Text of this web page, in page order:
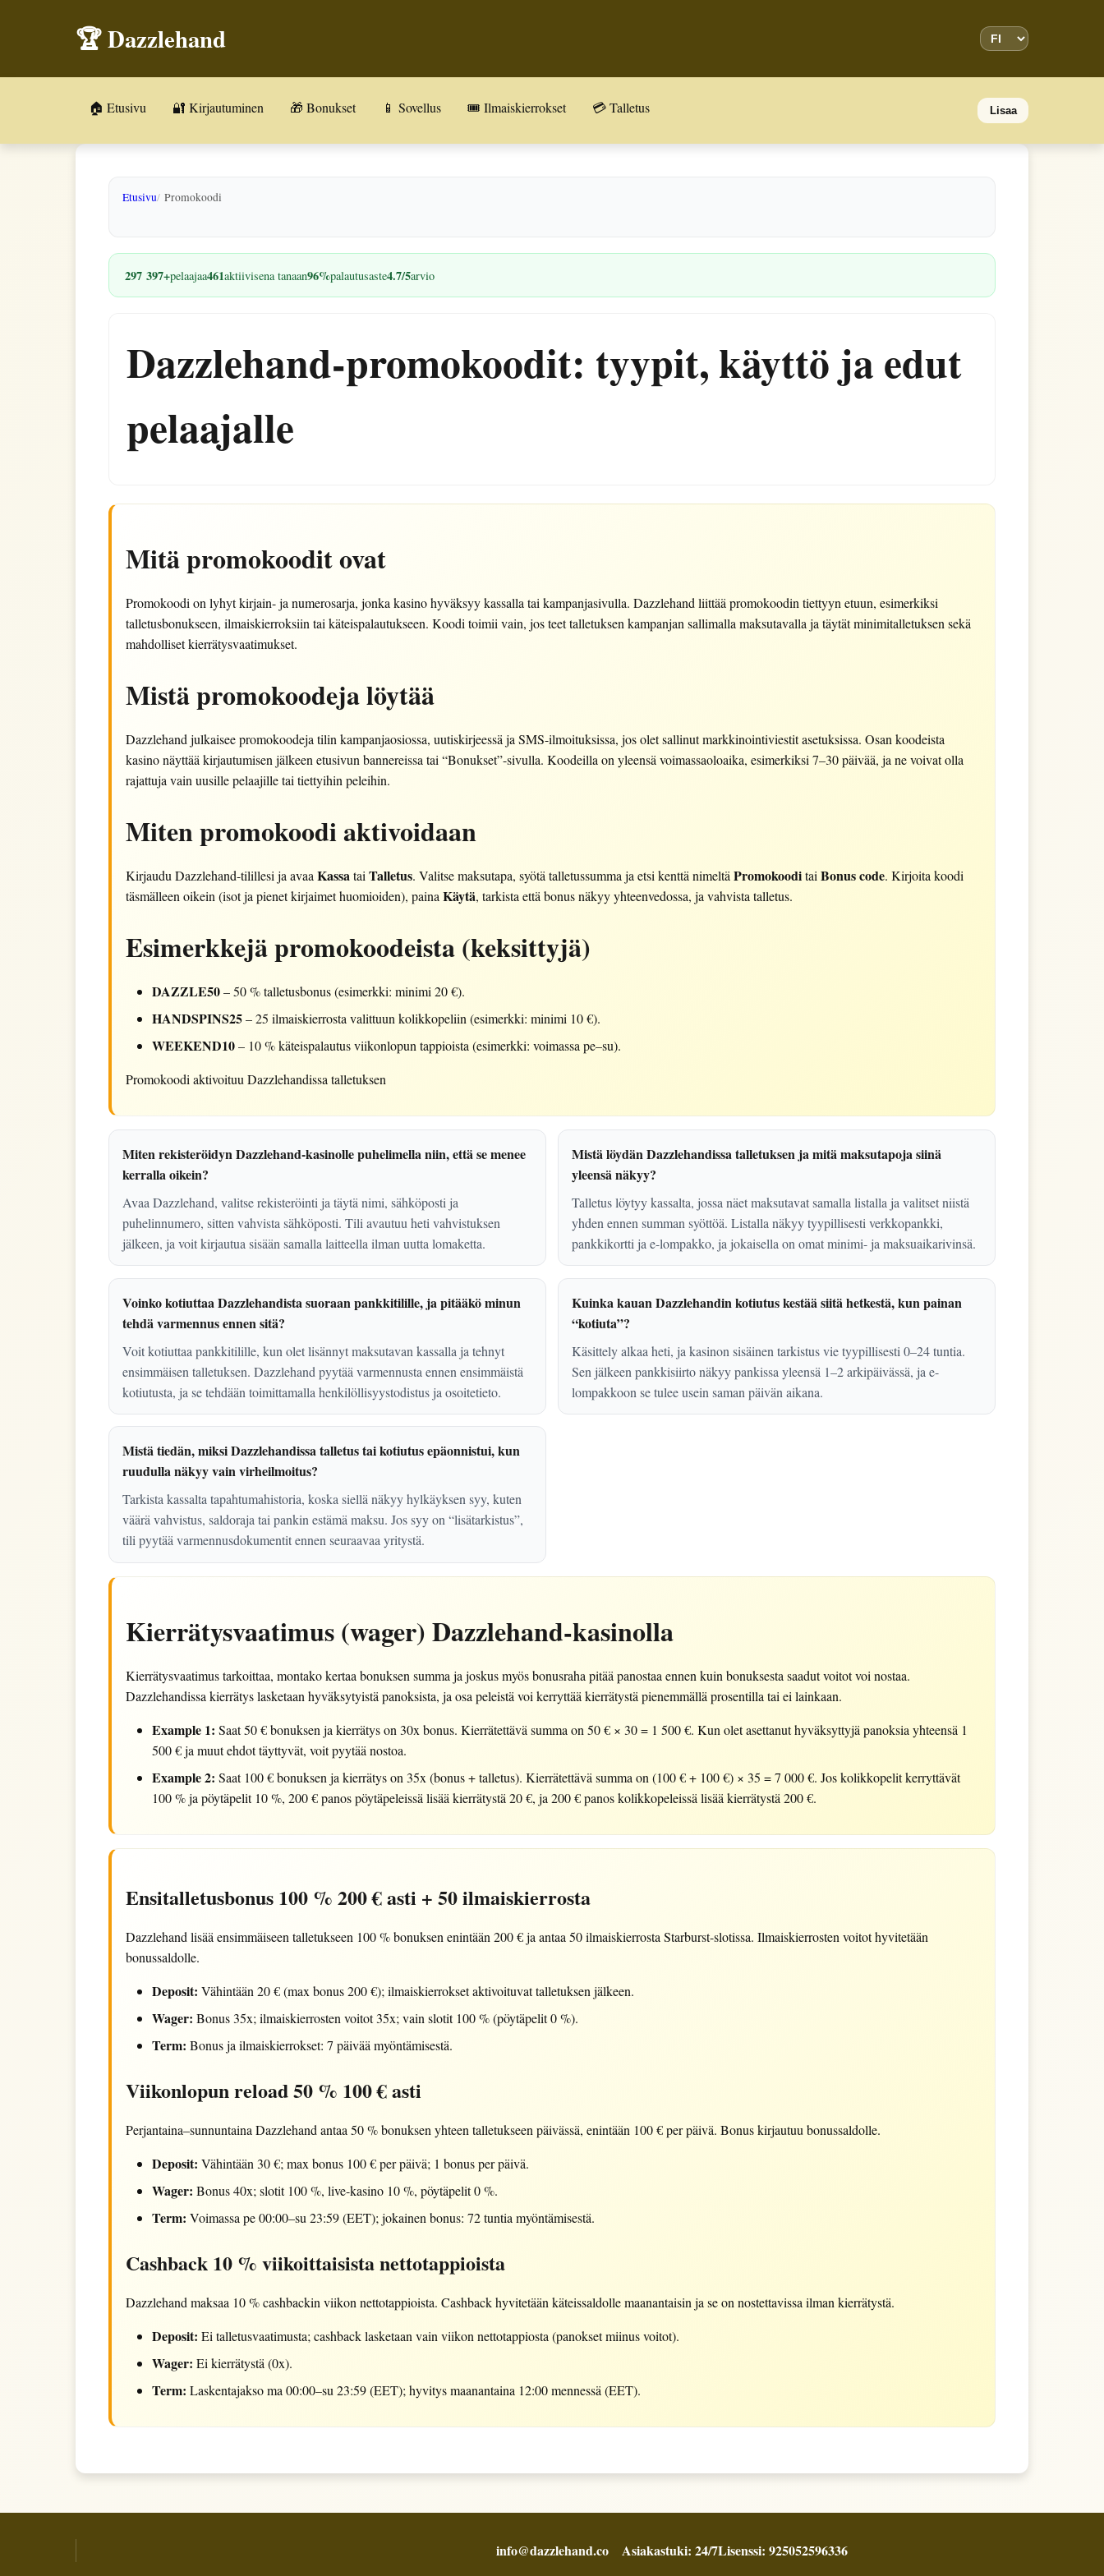
🏆 Dazzlehand
🏠 Etusivu 🔐 Kirjautuminen 🎁 Bonukset 📱 Sovellus 🎟️ Ilmaiskierrokset 💳 Talletus Lisaa
Etusivu Promokoodi
297 397+pelaajaa461aktiivisena tanaan96%palautusaste4.7/5arvio
Dazzlehand-promokoodit: tyypit, käyttö ja edut
pelaajalle
Mitä promokoodit ovat
Promokoodi on lyhyt kirjain- ja numerosarja, jonka kasino hyväksyy kassalla tai kampanjasivulla. Dazzlehand liittää promokoodin tiettyyn etuun, esimerkiksi
talletusbonukseen, ilmaiskierroksiin tai käteispalautukseen. Koodi toimii vain, jos teet talletuksen kampanjan sallimalla maksutavalla ja täytät minimitalletuksen sekä
mahdolliset kierrätysvaatimukset.
Mistä promokoodeja löytää
Dazzlehand julkaisee promokoodeja tilin kampanjaosiossa, uutiskirjeessä ja SMS-ilmoituksissa, jos olet sallinut markkinointiviestit asetuksissa. Osan koodeista
kasino näyttää kirjautumisen jälkeen etusivun bannereissa tai “Bonukset”-sivulla. Koodeilla on yleensä voimassaoloaika, esimerkiksi 7–30 päivää, ja ne voivat olla
rajattuja vain uusille pelaajille tai tiettyihin peleihin.
Miten promokoodi aktivoidaan
Kirjaudu Dazzlehand-tilillesi ja avaaKassataiTalletus. Valitse maksutapa, syötä talletussumma ja etsi kenttä nimeltäPromokooditaiBonus code. Kirjoita koodi
täsmälleen oikein (isot ja pienet kirjaimet huomioiden), painaKäytä, tarkista että bonus näkyy yhteenvedossa, ja vahvista talletus.
Esimerkkejä promokoodeista (keksittyjä)
DAZZLE50– 50 % talletusbonus (esimerkki: minimi 20 €).
HANDSPINS25– 25 ilmaiskierrosta valittuun kolikkopeliin (esimerkki: minimi 10 €).
WEEKEND10– 10 % käteispalautus viikonlopun tappioista (esimerkki: voimassa pe–su).
Promokoodi aktivoituu Dazzlehandissa talletuksen
Miten rekisteröidyn Dazzlehand-kasinolle puhelimella niin, että se menee
kerralla oikein?
Avaa Dazzlehand, valitse rekisteröinti ja täytä nimi, sähköposti ja
puhelinnumero, sitten vahvista sähköposti. Tili avautuu heti vahvistuksen
jälkeen, ja voit kirjautua sisään samalla laitteella ilman uutta lomaketta.
Mistä löydän Dazzlehandissa talletuksen ja mitä maksutapoja siinä
yleensä näkyy?
Talletus löytyy kassalta, jossa näet maksutavat samalla listalla ja valitset niistä
yhden ennen summan syöttöä. Listalla näkyy tyypillisesti verkkopankki,
pankkikortti ja e-lompakko, ja jokaisella on omat minimi- ja maksuaikarivinsä.
Voinko kotiuttaa Dazzlehandista suoraan pankkitilille, ja pitääkö minun
tehdä varmennus ennen sitä?
Voit kotiuttaa pankkitilille, kun olet lisännyt maksutavan kassalla ja tehnyt
ensimmäisen talletuksen. Dazzlehand pyytää varmennusta ennen ensimmäistä
kotiutusta, ja se tehdään toimittamalla henkilöllisyystodistus ja osoitetieto.
Kuinka kauan Dazzlehandin kotiutus kestää siitä hetkestä, kun painan
“kotiuta”?
Käsittely alkaa heti, ja kasinon sisäinen tarkistus vie tyypillisesti 0–24 tuntia.
Sen jälkeen pankkisiirto näkyy pankissa yleensä 1–2 arkipäivässä, ja e-
lompakkoon se tulee usein saman päivän aikana.
Mistä tiedän, miksi Dazzlehandissa talletus tai kotiutus epäonnistui, kun
ruudulla näkyy vain virheilmoitus?
Tarkista kassalta tapahtumahistoria, koska siellä näkyy hylkäyksen syy, kuten
väärä vahvistus, saldoraja tai pankin estämä maksu. Jos syy on “lisätarkistus”,
tili pyytää varmennusdokumentit ennen seuraavaa yritystä.
Kierrätysvaatimus (wager) Dazzlehand-kasinolla
Kierrätysvaatimus tarkoittaa, montako kertaa bonuksen summa ja joskus myös bonusraha pitää panostaa ennen kuin bonuksesta saadut voitot voi nostaa.
Dazzlehandissa kierrätys lasketaan hyväksytyistä panoksista, ja osa peleistä voi kerryttää kierrätystä pienemmällä prosentilla tai ei lainkaan.
Example 1: Saat 50 € bonuksen ja kierrätys on 30x bonus. Kierrätettävä summa on 50 € × 30 = 1 500 €. Kun olet asettanut hyväksyttyjä panoksia yhteensä 1
500 € ja muut ehdot täyttyvät, voit pyytää nostoa.
Example 2: Saat 100 € bonuksen ja kierrätys on 35x (bonus + talletus). Kierrätettävä summa on (100 € + 100 €) × 35 = 7 000 €. Jos kolikkopelit kerryttävät
100 % ja pöytäpelit 10 %, 200 € panos pöytäpeleissä lisää kierrätystä 20 €, ja 200 € panos kolikkopeleissä lisää kierrätystä 200 €.
Ensitalletusbonus 100 % 200 € asti + 50 ilmaiskierrosta
Dazzlehand lisää ensimmäiseen talletukseen 100 % bonuksen enintään 200 € ja antaa 50 ilmaiskierrosta Starburst-slotissa. Ilmaiskierrosten voitot hyvitetään
bonussaldolle.
Deposit: Vähintään 20 € (max bonus 200 €); ilmaiskierrokset aktivoituvat talletuksen jälkeen.
Wager: Bonus 35x; ilmaiskierrosten voitot 35x; vain slotit 100 % (pöytäpelit 0 %).
Term: Bonus ja ilmaiskierrokset: 7 päivää myöntämisestä.
Viikonlopun reload 50 % 100 € asti
Perjantaina–sunnuntaina Dazzlehand antaa 50 % bonuksen yhteen talletukseen päivässä, enintään 100 € per päivä. Bonus kirjautuu bonussaldolle.
Deposit: Vähintään 30 €; max bonus 100 € per päivä; 1 bonus per päivä.
Wager: Bonus 40x; slotit 100 %, live-kasino 10 %, pöytäpelit 0 %.
Term: Voimassa pe 00:00–su 23:59 (EET); jokainen bonus: 72 tuntia myöntämisestä.
Cashback 10 % viikoittaisista nettotappioista
Dazzlehand maksaa 10 % cashbackin viikon nettotappioista. Cashback hyvitetään käteissaldolle maanantaisin ja se on nostettavissa ilman kierrätystä.
Deposit: Ei talletusvaatimusta; cashback lasketaan vain viikon nettotappiosta (panokset miinus voitot).
Wager: Ei kierrätystä (0x).
Term: Laskentajakso ma 00:00–su 23:59 (EET); hyvitys maanantaina 12:00 mennessä (EET).
info@dazzlehand.co Asiakastuki: 24/7Lisenssi: 925052596336